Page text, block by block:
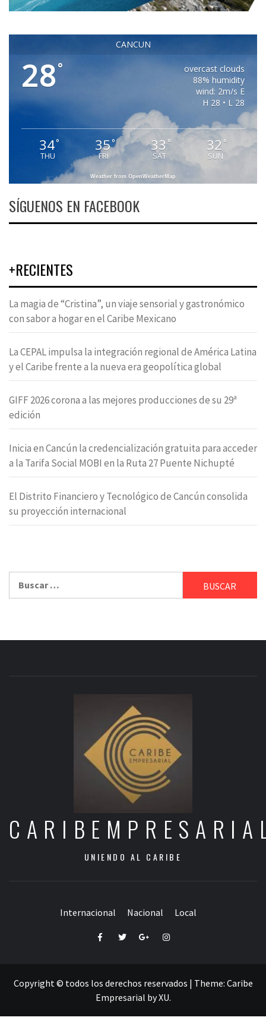
CANCUN
28°
overcast clouds
88% humidity
wind: 2m/s E
H 28 • L 28
34°
THU
35°
FRI
33 °
SAT
32 °
SUN
Weather from OpenWeatherMap
SÍGUENOS EN FACEBOOK
+RECIENTES
La magia de “Cristina”, un viaje sensorial y gastronómico
con sabor a hogar en el Caribe Mexicano
La CEPAL impulsa la integración regional de América Latina
y el Caribe frente a la nueva era geopolítica global
GIFF 2026 corona a las mejores producciones de su 29ª
edición
Inicia en Cancún la credencialización gratuita para acceder
a la Tarifa Social MOBI en la Ruta 27 Puente Nichupté
El Distrito Financiero y Tecnológico de Cancún consolida
su proyección internacional
UNIENDO AL CARIBE
Internacional Nacional Local
FacebookTwitterGoogle+Instagram
Copyright © todos los derechos reservados | Theme: Caribe
Empresarial byXU.